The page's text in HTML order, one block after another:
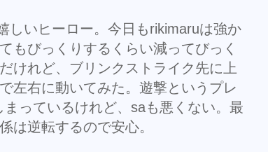
しいヒーロー。今日もrikimaruは強か
もびっくりするくらい減ってびっく
けれど、ブリンクストライク先に上
左右に動いてみた。遊撃というプレ
っているけれど、saも悪くない。最
は逆転するので安心。